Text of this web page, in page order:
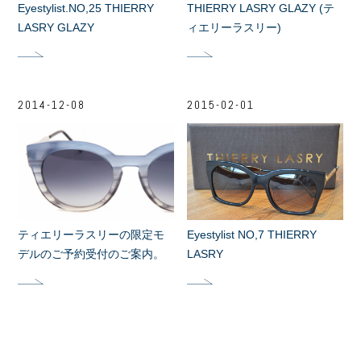
Eyestylist.NO,25 THIERRY
LASRY GLAZY
THIERRY LASRY GLAZY (テ
ィエリーラスリー)
2014-12-08
ティエリーラスリーの限定モ
デルのご予約受付のご案内。
2015-02-01
Eyestylist NO,7 THIERRY
LASRY